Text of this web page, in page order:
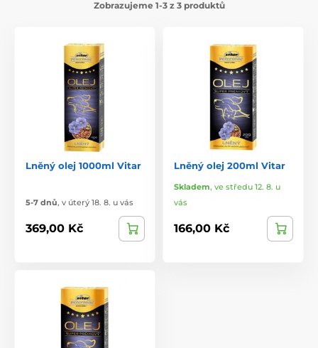
Zobrazujeme 1-3 z 3 produktů
Lněný olej 1000ml Vitar
5-7 dnů, v úterý 18. 8. u vás
369,00 Kč
Lněný olej 200ml Vitar
Skladem, ve středu 12. 8. u
vás
166,00 Kč